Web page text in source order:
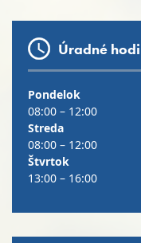
Úradné
Pondelok
08:00 – 12:00
Streda
08:00 – 12:00
Štvrtok
13:00 – 16:00